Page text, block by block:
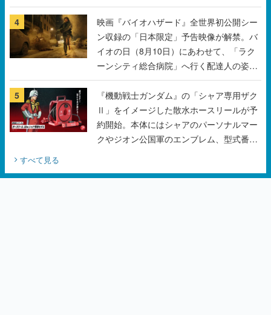
4
映画『バイオハザード』全世界初公開シー
ン収録の「日本限定」予告映像が解禁。バ
イオの日（8月10日）にあわせて、「ラク
ーンシティ総合病院」へ行く配達人の姿が
披露
5
『機動戦士ガンダム』の「シャア専用ザク
Ⅱ」をイメージした散水ホースリールが予
約開始。本体にはシャアのパーソナルマー
クやジオン公国軍のエンブレム、型式番号
すべて見る